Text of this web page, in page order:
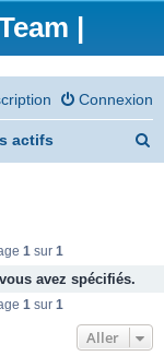
|
Connexion
actifs
1sur 1
avez spécifiés.
1sur 1
Aller